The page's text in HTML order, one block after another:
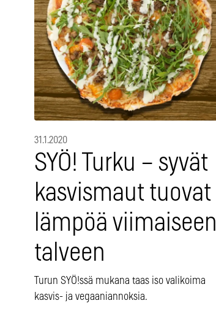
31.1.2020
SYÖ! Turku – syvät
kasvismaut tuovat
lämpöä viimaiseen
talveen
Turun SYÖ!ssä mukana taas iso valikoima
kasvis- ja vegaaniannoksia.